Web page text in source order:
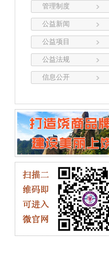
管理制度
公益新闻
公益项目
公益法规
信息公开